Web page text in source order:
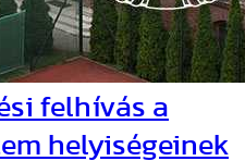
felhívás a
helyiségeinek